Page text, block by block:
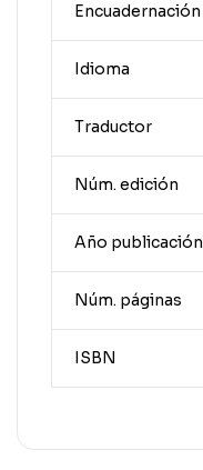
Encuadernación
Idioma
Traductor
Núm. edición
Año publicación
Núm. páginas
ISBN